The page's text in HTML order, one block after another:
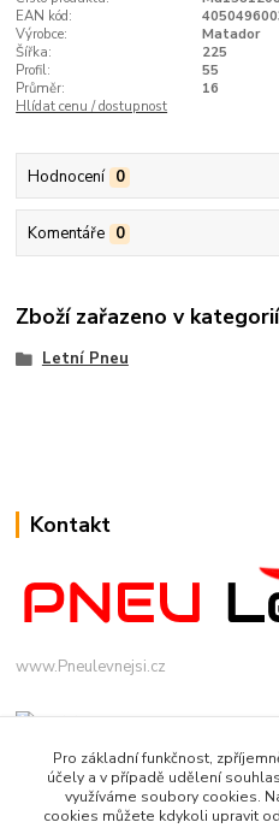
EAN kód:
Výrobce:
Matador
Šířka:
225
Profil:
55
Průměr:
16
Hlídat cenu / dostupnost
Hodnocení 0
Komentáře 0
Zboží zařazeno v
Letní Pneu
Kontakt
www.Pneulevnejsi.cz
info(a)pneulevnejsi.cz
Pro základní funkčnost,
účely a v případě udělení
využíváme soubory cookies.
cookies můžete kdykoli upravit